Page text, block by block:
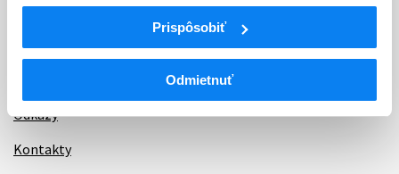
Prispôsobiť
Odmietnuť
Sťažnosti a petície
Poskytovanie informácií
Ochrana osobných údajov
Odkazy
Kontakty